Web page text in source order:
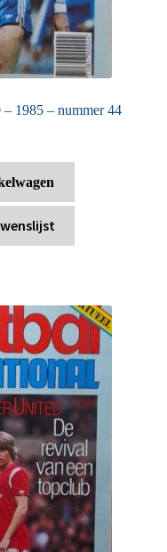
1985 – nummer 44